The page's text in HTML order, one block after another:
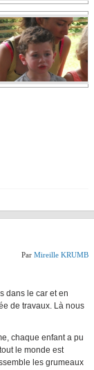
Par Mireille KRUMB
dans le car et en
de travaux. Là nous
chaque enfant a pu
le monde est
les grumeaux